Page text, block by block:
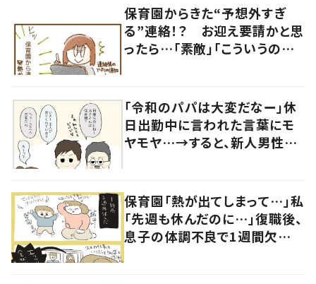
保育園からきた“予想外すぎ
る”連絡！？ お迎え要請かと思
ったら…「素敵」「こういうの嬉
「令和のパパは大変だなー」休
日出勤中に言われた言葉にモ
ヤモヤ…→すると、新人男性社
保育園「熱が出てしまって…」私
「先週も休んだのに…」復職後、
息子の体調不良で1週間欠